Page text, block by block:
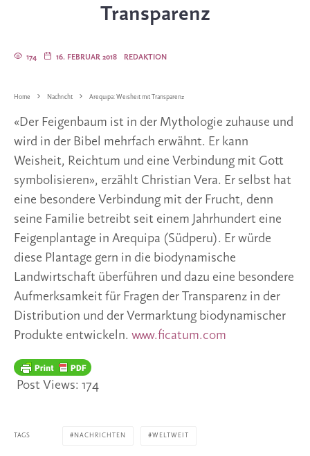
Transparenz
REDAKTION
16. FEBRUAR 2018
174
Home Nachricht Arequipa: Weisheit mit Transparenz
«Der Feigenbaum ist in der Mythologie zuhause und
wird in der Bibel mehrfach erwähnt. Er kann
Weisheit, Reichtum und eine Verbindung mit Gott
symbolisieren», erzählt Christian Vera. Er selbst hat
eine besondere Verbindung mit der Frucht, denn
seine Familie betreibt seit einem Jahrhundert eine
Feigenplantage in Arequipa (Südperu). Er würde
diese Plantage gern in die biodynamische
Landwirtschaft überführen und dazu eine besondere
Aufmerksamkeit für Fragen der Transparenz in der
Distribution und der Vermarktung biodynamischer
Produkte entwickeln. www.ficatum.com
Post Views: 174
TAGS NACHRICHTEN WELTWEIT